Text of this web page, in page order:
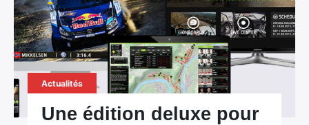
Actualités
Une édition deluxe pour